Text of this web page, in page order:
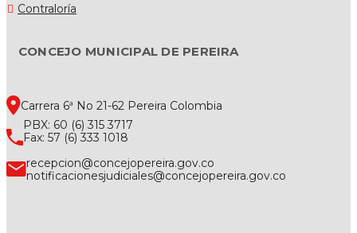
Contraloría
CONCEJO MUNICIPAL DE PEREIRA
Carrera 6ª No 21-62 Pereira Colombia
PBX: 60 (6) 315 3717
Fax: 57 (6) 333 1018
recepcion@concejopereira.gov.co
notificacionesjudiciales@concejopereira.gov.co